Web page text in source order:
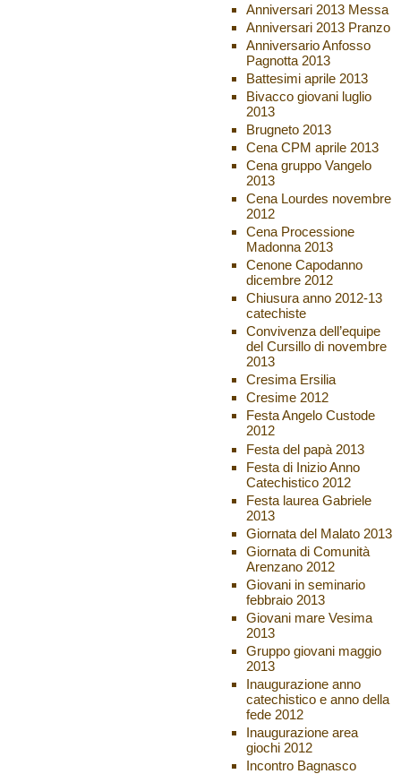
Anniversari 2013 Messa
Anniversari 2013 Pranzo
Anniversario Anfosso
Pagnotta 2013
Battesimi aprile 2013
Bivacco giovani luglio
2013
Brugneto 2013
Cena CPM aprile 2013
Cena gruppo Vangelo
2013
Cena Lourdes novembre
2012
Cena Processione
Madonna 2013
Cenone Capodanno
dicembre 2012
Chiusura anno 2012-13
catechiste
Convivenza dell’equipe
del Cursillo di novembre
2013
Cresima Ersilia
Cresime 2012
Festa Angelo Custode
2012
Festa del papà 2013
Festa di Inizio Anno
Catechistico 2012
Festa laurea Gabriele
2013
Giornata del Malato 2013
Giornata di Comunità
Arenzano 2012
Giovani in seminario
febbraio 2013
Giovani mare Vesima
2013
Gruppo giovani maggio
2013
Inaugurazione anno
catechistico e anno della
fede 2012
Inaugurazione area
giochi 2012
Incontro Bagnasco